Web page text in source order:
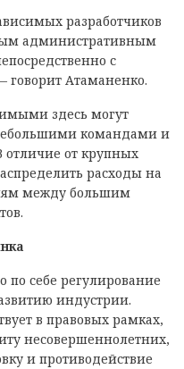
разработчиков
административным
с
говорит Атаманенко.
здесь могут
командами и
от крупных
расходы на
между большим
по себе регулирование
индустрии.
в правовых рамках,
несовершеннолетних,
и противодействие